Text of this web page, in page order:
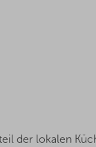
der lokalen